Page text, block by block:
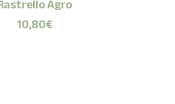
10,80€